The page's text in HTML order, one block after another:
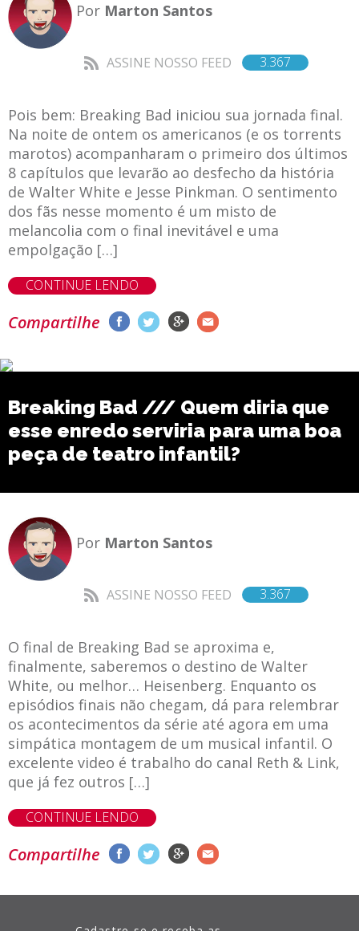
Por Marton Santos
ASSINE NOSSO FEED 3.367
Pois bem: Breaking Bad iniciou sua jornada final.
Na noite de ontem os americanos (e os torrents
marotos) acompanharam o primeiro dos últimos
8 capítulos que levarão ao desfecho da história
de Walter White e Jesse Pinkman. O sentimento
dos fãs nesse momento é um misto de
melancolia com o final inevitável e uma
empolgação […]
CONTINUE LENDO
Compartilhe
Breaking Bad /// Quem diria que
esse enredo serviria para uma boa
peça de teatro infantil?
Por Marton Santos
ASSINE NOSSO FEED 3.367
O final de Breaking Bad se aproxima e,
finalmente, saberemos o destino de Walter
White, ou melhor… Heisenberg. Enquanto os
episódios finais não chegam, dá para relembrar
os acontecimentos da série até agora em uma
simpática montagem de um musical infantil. O
excelente video é trabalho do canal Reth & Link,
que já fez outros […]
CONTINUE LENDO
Compartilhe